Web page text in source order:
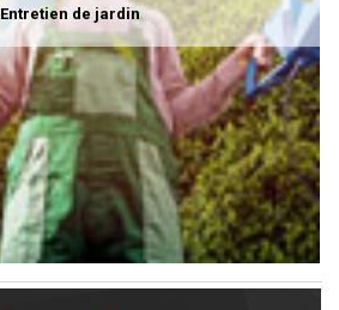
Entretien de jardin